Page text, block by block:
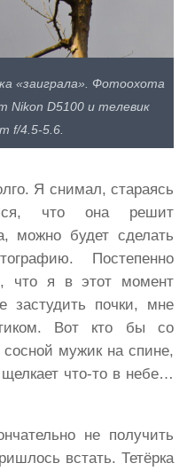
«заиграла». Фотоохота
Nikon D5100 и телевик
f/4.5-5.6.
Я снимал, стараясь
что она решит
можно будет сделать
Постепенно
что я в этот момент
почки, мне
Вот кто бы со
мужик на спине,
что-то в небе…
не получить
встать. Тетёрка